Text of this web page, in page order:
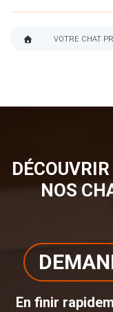
VOTRE CHAT
NOS
En finir